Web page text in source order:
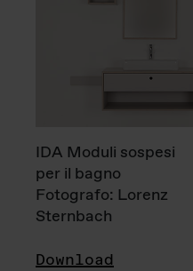
IDA Moduli sospesi
per il bagno
Fotografo: Lorenz
Sternbach
Download